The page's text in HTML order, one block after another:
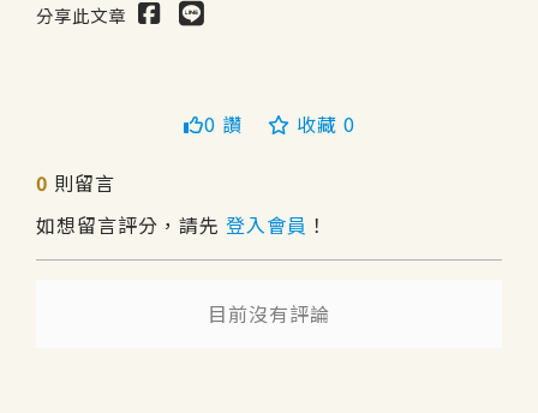
分享此文章
0 讚 收藏 0
0 則留言
如想留言評分，請先 登入會員 ！
目前沒有評論